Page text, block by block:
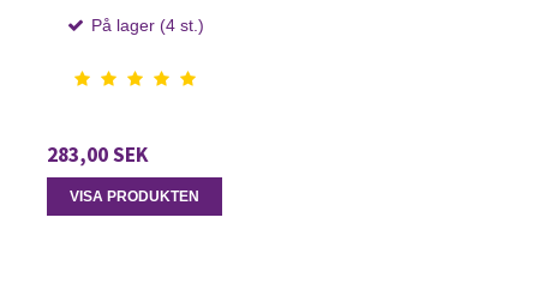
På lager (4 st.)
283,00 SEK
VISA PRODUKTEN